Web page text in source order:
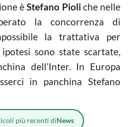
èStefano Pioli che nelle
la concorrenza di
la trattativa per
sono state scartate,
dell’Inter. In Europa
in panchina Stefano
più recenti diNews